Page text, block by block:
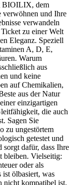
BIOILIX, dem
und Ihre
verwandeln
zu einer Welt
Eleganz. Speziell
A, D, E,
Warum
aus
und keine
auf Chemikalien,
aus der Natur
einzigartigen
die auch
Sagen Sie
zu ungestörtem
getestet und
dafür, dass Ihre
bleiben. Vielseitig:
oder als
ölbasiert, was
nicht kompatibel ist.